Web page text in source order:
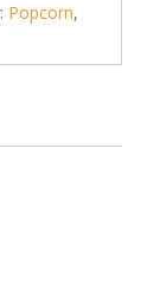
Popcorn,